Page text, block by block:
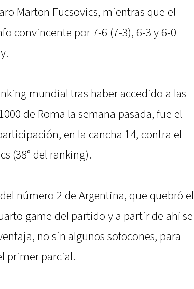
Marton Fucsovics, mientras que el
convincente por 7-6 (7-3), 6-3 y 6-0
mundial tras haber accedido a las
de Roma la semana pasada, fue el
en la cancha 14, contra el
(38° del ranking).
número 2 de Argentina, que quebró el
game del partido y a partir de ahí se
no sin algunos sofocones, para
primer parcial.